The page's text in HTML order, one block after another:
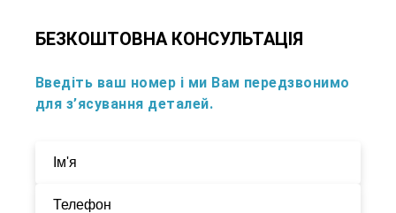
БЕЗКОШТОВНА КОНСУЛЬТАЦІЯ
Введіть ваш номер і ми Вам передзвонимо
для з’ясування деталей.